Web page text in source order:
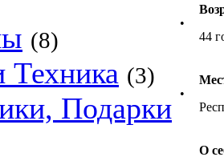
(8)
Техника (3)
Подарки
•
44
•
О